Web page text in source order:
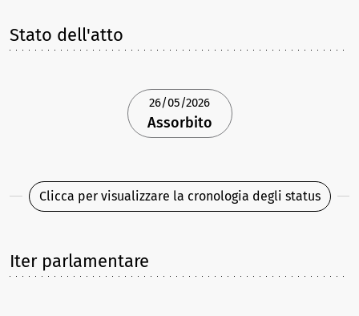
Stato dell'atto
26/05/2026
Assorbito
Clicca per visualizzare la cronologia degli status
Iter parlamentare